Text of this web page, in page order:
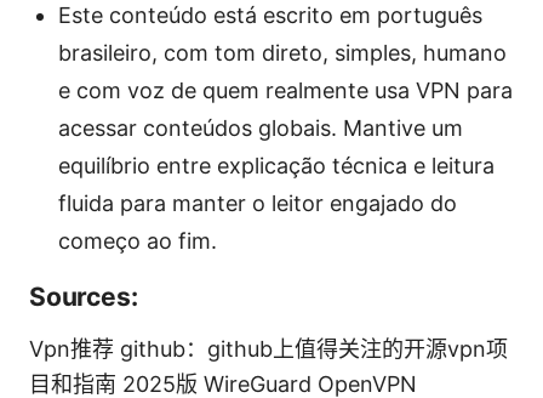
Este conteúdo está escrito em português
brasileiro, com tom direto, simples, humano
e com voz de quem realmente usa VPN para
acessar conteúdos globais. Mantive um
equilíbrio entre explicação técnica e leitura
fluida para manter o leitor engajado do
começo ao fim.
Sources:
Vpn推荐 github：github上值得关注的开源vpn项
目和指南 2025版 WireGuard OpenVPN